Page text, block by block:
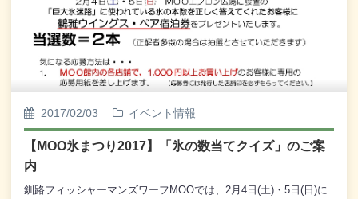
2017/02/03 イベント情報
【MOO氷まつり2017】「氷の数当てクイズ」のご案
内
釧路フィッシャーマンズワーフMOOでは、2月4日(土)・5日(日)に